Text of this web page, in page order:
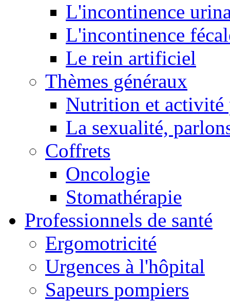
L'incontinence
L'incontinence
Le rein artificiel
Thèmes généraux
Nutrition et activité
La sexualité,
Coffrets
Oncologie
Stomathérapie
Professionnels de santé
Ergomotricité
Urgences à l'hôpital
Sapeurs pompiers